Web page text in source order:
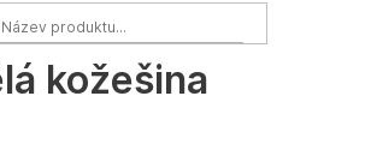
kožešina